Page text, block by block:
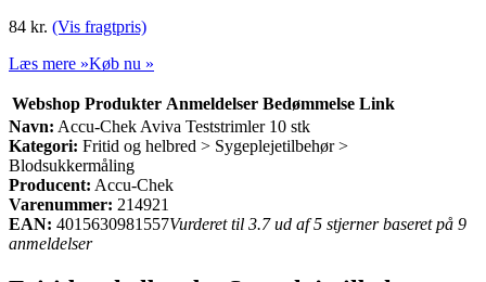
84 kr. (Vis fragtpris)
Læs mere »Køb nu »
Webshop Produkter Anmeldelser Bedømmelse Link
Navn: Accu-Chek Aviva Teststrimler 10 stk
Kategori: Fritid og helbred > Sygeplejetilbehør >
Blodsukkermåling
Producent: Accu-Chek
Varenummer: 214921
EAN: 4015630981557Vurderet til 3.7 ud af 5 stjerner baseret på 9
anmeldelser